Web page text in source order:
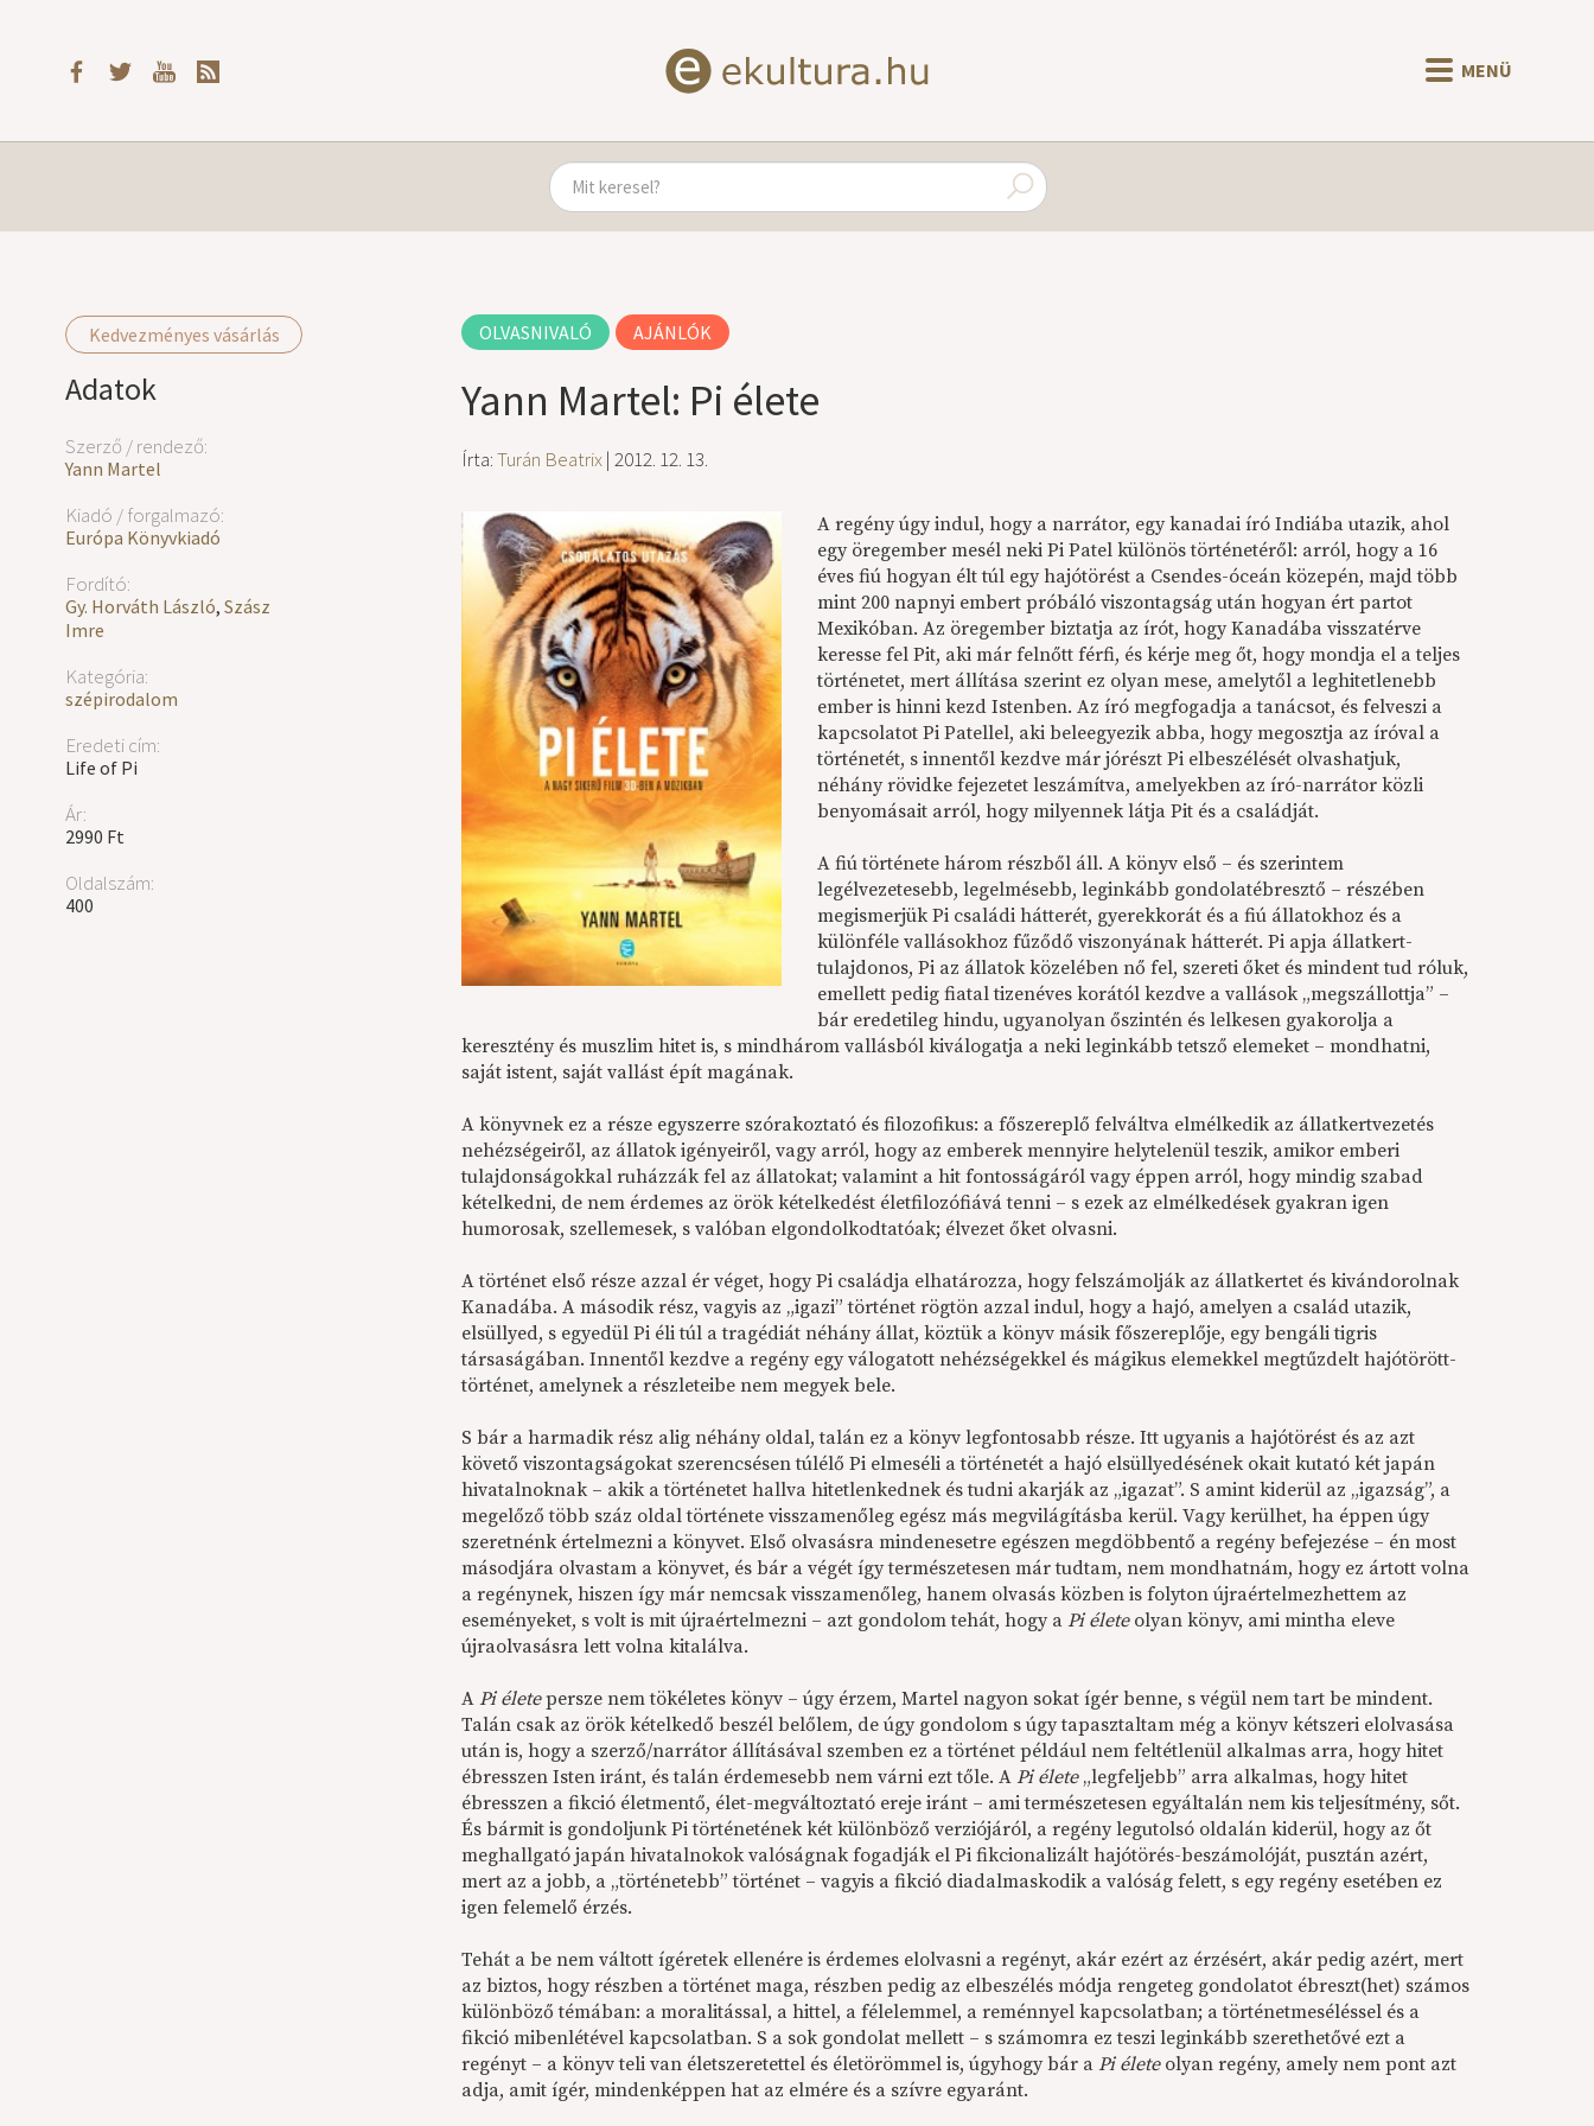
MENÜ
Kedvezményes vásárlás
Adatok
Szerző / rendező:
Yann Martel
Kiadó / forgalmazó:
Európa Könyvkiadó
Fordító:
Gy. Horváth László, Szász
Imre
Kategória:
szépirodalom
Eredeti cím:
Life of Pi
Ár:
2990 Ft
Oldalszám:
400
OLVASNIVALÓ AJÁNLÓK
Yann Martel: Pi élete
Írta:Turán Beatrix| 2012. 12. 13.
A regény úgy indul, hogy a narrátor, egy kanadai író Indiába utazik, ahol
egy öregember mesél neki Pi Patel különös történetéről: arról, hogy a 16
éves fiú hogyan élt túl egy hajótörést a Csendes-óceán közepén, majd több
mint 200 napnyi embert próbáló viszontagság után hogyan ért partot
Mexikóban. Az öregember biztatja az írót, hogy Kanadába visszatérve
keresse fel Pit, aki már felnőtt férfi, és kérje meg őt, hogy mondja el a teljes
történetet, mert állítása szerint ez olyan mese, amelytől a leghitetlenebb
ember is hinni kezd Istenben. Az író megfogadja a tanácsot, és felveszi a
kapcsolatot Pi Patellel, aki beleegyezik abba, hogy megosztja az íróval a
történetét, s innentől kezdve már jórészt Pi elbeszélését olvashatjuk,
néhány rövidke fejezetet leszámítva, amelyekben az író-narrátor közli
benyomásait arról, hogy milyennek látja Pit és a családját.
A fiú története három részből áll. A könyv első – és szerintem
legélvezetesebb, legelmésebb, leginkább gondolatébresztő – részében
megismerjük Pi családi hátterét, gyerekkorát és a fiú állatokhoz és a
különféle vallásokhoz fűződő viszonyának hátterét. Pi apja állatkert-
tulajdonos, Pi az állatok közelében nő fel, szereti őket és mindent tud róluk,
emellett pedig fiatal tizenéves korától kezdve a vallások „megszállottja” –
bár eredetileg hindu, ugyanolyan őszintén és lelkesen gyakorolja a
keresztény és muszlim hitet is, s mindhárom vallásból kiválogatja a neki leginkább tetsző elemeket – mondhatni,
saját istent, saját vallást épít magának.
A könyvnek ez a része egyszerre szórakoztató és filozofikus: a főszereplő felváltva elmélkedik az állatkertvezetés
nehézségeiről, az állatok igényeiről, vagy arról, hogy az emberek mennyire helytelenül teszik, amikor emberi
tulajdonságokkal ruházzák fel az állatokat; valamint a hit fontosságáról vagy éppen arról, hogy mindig szabad
kételkedni, de nem érdemes az örök kételkedést életfilozófiává tenni – s ezek az elmélkedések gyakran igen
humorosak, szellemesek, s valóban elgondolkodtatóak; élvezet őket olvasni.
A történet első része azzal ér véget, hogy Pi családja elhatározza, hogy felszámolják az állatkertet és kivándorolnak
Kanadába. A második rész, vagyis az „igazi” történet rögtön azzal indul, hogy a hajó, amelyen a család utazik,
elsüllyed, s egyedül Pi éli túl a tragédiát néhány állat, köztük a könyv másik főszereplője, egy bengáli tigris
társaságában. Innentől kezdve a regény egy válogatott nehézségekkel és mágikus elemekkel megtűzdelt hajótörött-
történet, amelynek a részleteibe nem megyek bele.
S bár a harmadik rész alig néhány oldal, talán ez a könyv legfontosabb része. Itt ugyanis a hajótörést és az azt
követő viszontagságokat szerencsésen túlélő Pi elmeséli a történetét a hajó elsüllyedésének okait kutató két japán
hivatalnoknak – akik a történetet hallva hitetlenkednek és tudni akarják az „igazat”. S amint kiderül az „igazság”, a
megelőző több száz oldal története visszamenőleg egész más megvilágításba kerül. Vagy kerülhet, ha éppen úgy
szeretnénk értelmezni a könyvet. Első olvasásra mindenesetre egészen megdöbbentő a regény befejezése – én most
másodjára olvastam a könyvet, és bár a végét így természetesen már tudtam, nem mondhatnám, hogy ez ártott volna
a regénynek, hiszen így már nemcsak visszamenőleg, hanem olvasás közben is folyton újraértelmezhettem az
eseményeket, s volt is mit újraértelmezni – azt gondolom tehát, hogy aPi életeolyan könyv, ami mintha eleve
újraolvasásra lett volna kitalálva.
APi életepersze nem tökéletes könyv – úgy érzem, Martel nagyon sokat ígér benne, s végül nem tart be mindent.
Talán csak az örök kételkedő beszél belőlem, de úgy gondolom s úgy tapasztaltam még a könyv kétszeri elolvasása
után is, hogy a szerző/narrátor állításával szemben ez a történet például nem feltétlenül alkalmas arra, hogy hitet
ébresszen Isten iránt, és talán érdemesebb nem várni ezt tőle. APi élete„legfeljebb” arra alkalmas, hogy hitet
ébresszen a fikció életmentő, élet-megváltoztató ereje iránt – ami természetesen egyáltalán nem kis teljesítmény, sőt.
És bármit is gondoljunk Pi történetének két különböző verziójáról, a regény legutolsó oldalán kiderül, hogy az őt
meghallgató japán hivatalnokok valóságnak fogadják el Pi fikcionalizált hajótörés-beszámolóját, pusztán azért,
mert az a jobb, a „történetebb” történet – vagyis a fikció diadalmaskodik a valóság felett, s egy regény esetében ez
igen felemelő érzés.
Tehát a be nem váltott ígéretek ellenére is érdemes elolvasni a regényt, akár ezért az érzésért, akár pedig azért, mert
az biztos, hogy részben a történet maga, részben pedig az elbeszélés módja rengeteg gondolatot ébreszt(het) számos
különböző témában: a moralitással, a hittel, a félelemmel, a reménnyel kapcsolatban; a történetmeséléssel és a
fikció mibenlétével kapcsolatban. S a sok gondolat mellett – s számomra ez teszi leginkább szerethetővé ezt a
regényt – a könyv teli van életszeretettel és életörömmel is, úgyhogy bár aPi életeolyan regény, amely nem pont azt
adja, amit ígér, mindenképpen hat az elmére és a szívre egyaránt.